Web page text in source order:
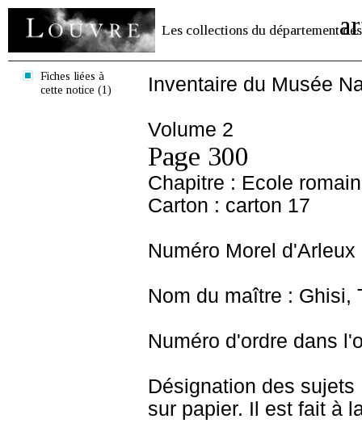
Les collections du département des
Fiches liées à
cette notice (1)
Inventaire du Musée
Volume 2
Page 300
Chapitre : Ecole
Carton : carton 17
Numéro Morel d'Arleux
Nom du maître : Ghisi,
Numéro d'ordre dans
Désignation des
sur papier. Il est fait à